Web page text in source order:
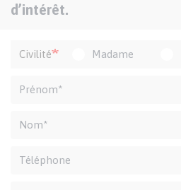
d’intérêt.
Formulaire
Civilité Madame